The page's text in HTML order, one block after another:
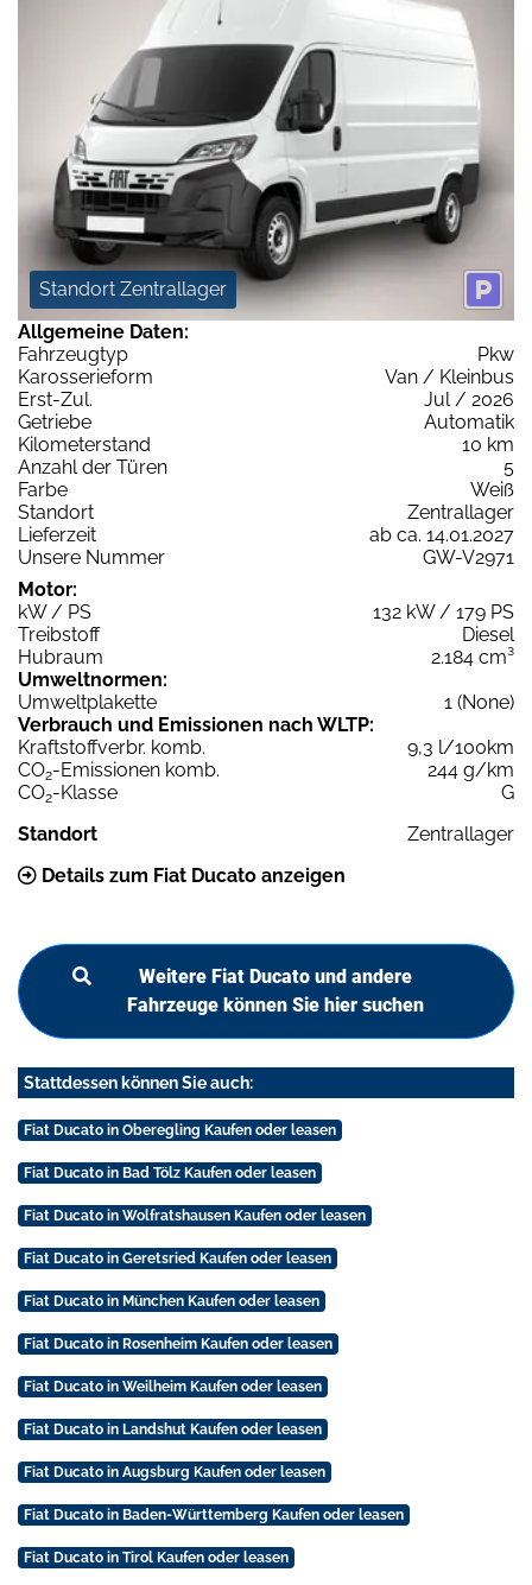
Standort Zentrallager
Allgemeine Daten:
Fahrzeugtyp
Pkw
Karosserieform
Van / Kleinbus
Erst-Zul.
Jul / 2026
Getriebe
Automatik
Kilometerstand
10 km
Anzahl der Türen
5
Farbe
Weiß
Standort
Zentrallager
Lieferzeit
ab ca. 14.01.2027
Unsere Nummer
GW-V2971
Motor:
kW / PS
132 kW / 179 PS
Treibstoff
Diesel
Hubraum
2.184 cm³
Umweltnormen:
Umweltplakette
1 (None)
Verbrauch und Emissionen nach WLTP:
Kraftstoffverbr. komb.
9,3 l/100km
CO2-Emissionen komb.
244 g/km
CO2-Klasse
G
Standort
Zentrallager
Details zum Fiat Ducato anzeigen
Weitere Fiat Ducato und andere
Fahrzeuge können Sie hier suchen
Stattdessen können Sie auch:
Fiat Ducato in Oberegling Kaufen oder leasen
Fiat Ducato in Bad Tölz Kaufen oder leasen
Fiat Ducato in Wolfratshausen Kaufen oder leasen
Fiat Ducato in Geretsried Kaufen oder leasen
Fiat Ducato in München Kaufen oder leasen
Fiat Ducato in Rosenheim Kaufen oder leasen
Fiat Ducato in Weilheim Kaufen oder leasen
Fiat Ducato in Landshut Kaufen oder leasen
Fiat Ducato in Augsburg Kaufen oder leasen
Fiat Ducato in Baden-Württemberg Kaufen oder leasen
Fiat Ducato in Tirol Kaufen oder leasen